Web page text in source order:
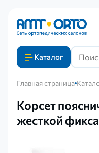
Каталог
Главная страница
Корсет
жесткой